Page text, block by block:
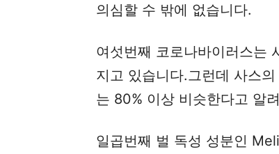
의심할 수 밖에 없습니다.
여섯번째 코로나바이러스는
지고 있습니다.그런데 사스
는 80% 이상 비슷한다고 알
일곱번째 벌 독성 성분인